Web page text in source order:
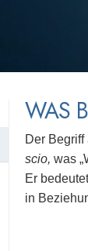
WAS
Der Begriff
scio, was
Er
in